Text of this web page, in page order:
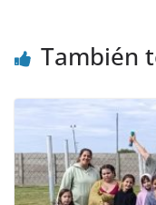
También